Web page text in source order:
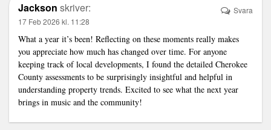
Jackson skriver:
17 Feb 2026 kl. 11:28
What a year it’s been! Reflecting on these moments really makes
you appreciate how much has changed over time. For anyone
keeping track of local developments, I found the detailed Cherokee
County assessments to be surprisingly insightful and helpful in
understanding property trends. Excited to see what the next year
brings in music and the community!
Svara